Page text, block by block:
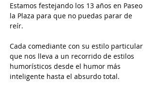
Estamos festejando los 13 años en Paseo
la Plaza para que no puedas parar de
reír.
Cada comediante con su estilo particular
que nos lleva a un recorrido de estilos
humorísticos desde el humor más
inteligente hasta el absurdo total.